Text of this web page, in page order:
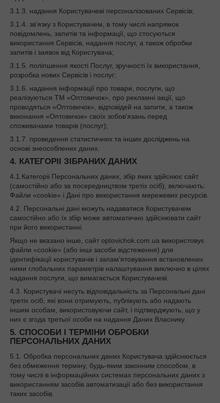
3.1.3. надання Користувачеві персоналізованих Сервісів;
3.1.4. зв'язку з Користувачем, в тому числі напрямок
повідомлень, запитів та інформації, що стосуються
використання Сервісів, надання послуг, а також обробки
запитів і заявок від Користувача;
3.1.5. поліпшення якості Послуг, зручності їх використання,
розробка нових Сервісів і послуг;
3.1.6. надання інформації про товари, послуги, що
реалізуються ТМ «Оптовичок», про рекламні акції, що
проводяться «Оптовичок», відповідей на запити, а також
виконання «Оптовичок» своїх зобов'язань перед
споживачами товарів (послуг);
3.1.7. проведення статистичних та інших досліджень на
основі знеособлених даних.
4. КАТЕГОРІІ ЗІБРАНИХ ДАНИХ
4.1.Категоріі Персональних даних, збір яких здійснює сайт
(самостійно або за посередництвом третіх осіб), включають:
Файли «cookie» і Дані про використання мережевих ресурсів.
4.2. Персональні дані можуть надаватися Користувачем
самостійно або їх збір може автоматично здійснювати сайт
при його використанні.
Якщо не вказано інше, сайт optovichok.com.ua використовує
файли «cookie» (або інші засоби відстеження) для
ідентифікації користувачів і запам'ятовування встановлених
ними глобальних параметрів налаштування виключно в цілях
надання послуги, що вимагається Користувачеві.
4.3. Користувачі несуть відповідальність за Персональні дані
третіх осіб, які вони отримують, публікують або надають
іншим особам, використовуючи сайт, і підтверджують, що у
них є згода третьої особи на надання Даних Власнику.
5. СПОСОБИ І ТЕРМІНИ ОБРОБКИ
ПЕРСОНАЛЬНИХ ДАНИХ
5.1. Обробка персональних даних Користувача здійснюється
без обмеження терміну, будь-яким законним способом, в
тому числі в інформаційних системах персональних даних з
використанням засобів автоматизації або без використання
таких засобів.